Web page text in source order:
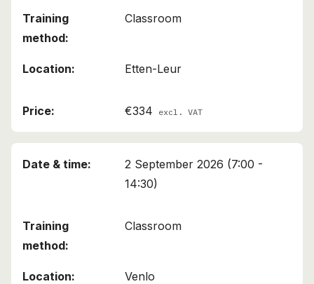
Classroom
Etten-Leur
€334 excl. VAT
2 September 2026 (7:00 -
14:30)
Classroom
Venlo